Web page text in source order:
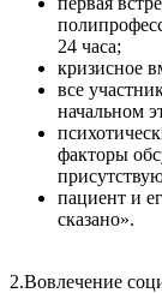
24 часа;
кризисное
все
начальном
факторы
пациент и
сказано».
2.Вовлечение